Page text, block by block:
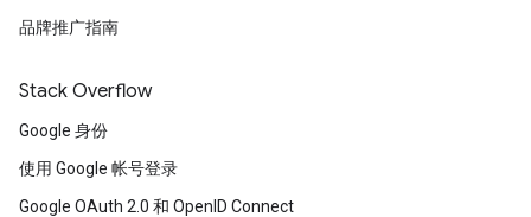
品牌推广指南
Stack Overflow
Google 身份
使用 Google 帐号登录
Google OAuth 2.0 和 OpenID Connect